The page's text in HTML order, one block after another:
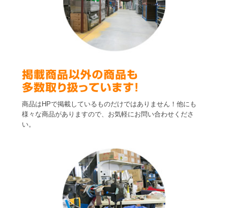
商品はHPで掲載しているものだけではありません！他にも
様々な商品がありますので、お気軽にお問い合わせくださ
い。